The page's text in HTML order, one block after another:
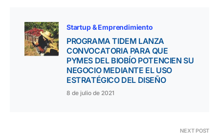
Startup & Emprendimiento
PROGRAMA TIDEM LANZA
CONVOCATORIA PARA QUE
PYMES DEL BIOBÍO POTENCIEN SU
NEGOCIO MEDIANTE EL USO
ESTRATÉGICO DEL DISEÑO
8 de julio de 2021
NEXT POST